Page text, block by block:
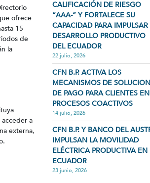
ofrece
15
de
la
a
externa,
CALIFICACIÓN DE RIESGO
“AAA-” Y FORTALECE SU
CAPACIDAD PARA IMPULSAR
DESARROLLO PRODUCTIVO
DEL ECUADOR
22 julio, 2026
CFN B.P. ACTIVA LOS
MECANISMOS DE
DE PAGO PARA CLIENTES EN
PROCESOS COACTIVOS
14 julio, 2026
CFN B.P. Y BANCO DEL
IMPULSAN LA MOVILIDAD
ELÉCTRICA PRODUCTIVA EN
ECUADOR
23 junio, 2026